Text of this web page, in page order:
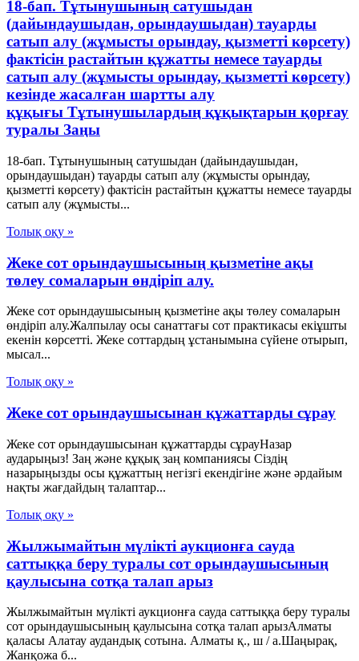
18-бап. Тұтынушының сатушыдан
(дайындаушыдан, орындаушыдан) тауарды
сатып алу (жұмысты орындау, қызметті көрсету)
фактісін растайтын құжатты немесе тауарды
сатып алу (жұмысты орындау, қызметті көрсету)
кезінде жасалған шартты алу
құқығы Тұтынушылардың құқықтарын қорғау
туралы Заңы
18-бап. Тұтынушының сатушыдан (дайындаушыдан,
орындаушыдан) тауарды сатып алу (жұмысты орындау,
қызметті көрсету) фактісін растайтын құжатты немесе тауарды
сатып алу (жұмысты...
Толық оқу »
Жеке сот орындаушысының қызметіне ақы
төлеу сомаларын өндіріп алу.
Жеке сот орындаушысының қызметіне ақы төлеу сомаларын
өндіріп алу.Жалпылау осы санаттағы сот практикасы екіұшты
екенін көрсетті. Жеке соттардың ұстанымына сүйене отырып,
мысал...
Толық оқу »
Жеке сот орындаушысынан құжаттарды сұрау
Жеке сот орындаушысынан құжаттарды сұрауНазар
аударыңыз! Заң және құқық заң компаниясы Сіздің
назарыңызды осы құжаттың негізгі екендігіне және әрдайым
нақты жағдайдың талаптар...
Толық оқу »
Жылжымайтын мүлікті аукционға сауда
саттыққа беру туралы сот орындаушысының
қаулысына сотқа талап арыз
Жылжымайтын мүлікті аукционға сауда саттыққа беру туралы
сот орындаушысының қаулысына сотқа талап арызАлматы
қаласы Алатау аудандық сотына. Алматы қ., ш / а.Шаңырақ,
Жанқожа б...